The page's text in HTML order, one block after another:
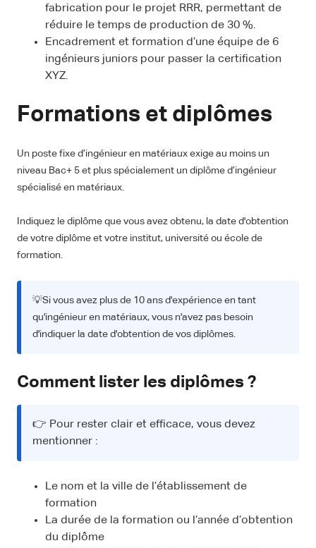
fabrication pour le projet RRR, permettant de
réduire le temps de production de 30 %.
Encadrement et formation d’une équipe de 6
ingénieurs juniors pour passer la certification
XYZ.
Formations et diplômes
Un poste fixe d’ingénieur en matériaux exige au moins un
niveau Bac+ 5 et plus spécialement un diplôme d’ingénieur
spécialisé en matériaux.
Indiquez le diplôme que vous avez obtenu, la date d'obtention
de votre diplôme et votre institut, université ou école de
formation.
💡Si vous avez plus de 10 ans d'expérience en tant
qu'ingénieur en matériaux, vous n'avez pas besoin
d'indiquer la date d'obtention de vos diplômes.
Comment lister les diplômes ?
👉 Pour rester clair et efficace, vous devez
mentionner :
Le nom et la ville de l’établissement de
formation
La durée de la formation ou l’année d’obtention
du diplôme